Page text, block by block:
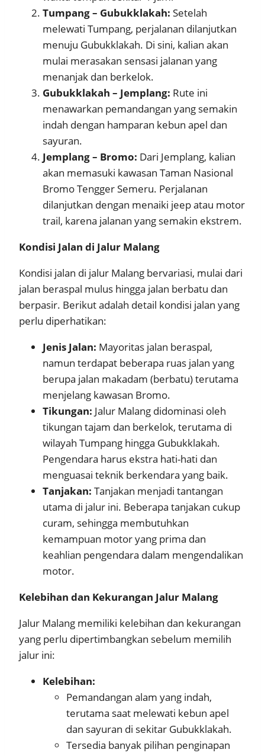
Tumpang – Gubukklakah: Setelah
melewati Tumpang, perjalanan dilanjutkan
menuju Gubukklakah. Di sini, kalian akan
mulai merasakan sensasi jalanan yang
menanjak dan berkelok.
Gubukklakah – Jemplang: Rute ini
menawarkan pemandangan yang semakin
indah dengan hamparan kebun apel dan
sayuran.
Jemplang – Bromo: Dari Jemplang, kalian
akan memasuki kawasan Taman Nasional
Bromo Tengger Semeru. Perjalanan
dilanjutkan dengan menaiki jeep atau motor
trail, karena jalanan yang semakin ekstrem.
Kondisi Jalan di Jalur Malang
Kondisi jalan di jalur Malang bervariasi, mulai dari
jalan beraspal mulus hingga jalan berbatu dan
berpasir. Berikut adalah detail kondisi jalan yang
perlu diperhatikan:
Jenis Jalan: Mayoritas jalan beraspal,
namun terdapat beberapa ruas jalan yang
berupa jalan makadam (berbatu) terutama
menjelang kawasan Bromo.
Tikungan: Jalur Malang didominasi oleh
tikungan tajam dan berkelok, terutama di
wilayah Tumpang hingga Gubukklakah.
Pengendara harus ekstra hati-hati dan
menguasai teknik berkendara yang baik.
Tanjakan: Tanjakan menjadi tantangan
utama di jalur ini. Beberapa tanjakan cukup
curam, sehingga membutuhkan
kemampuan motor yang prima dan
keahlian pengendara dalam mengendalikan
motor.
Kelebihan dan Kekurangan Jalur Malang
Jalur Malang memiliki kelebihan dan kekurangan
yang perlu dipertimbangkan sebelum memilih
jalur ini:
Kelebihan:
Pemandangan alam yang indah,
terutama saat melewati kebun apel
dan sayuran di sekitar Gubukklakah.
Tersedia banyak pilihan penginapan